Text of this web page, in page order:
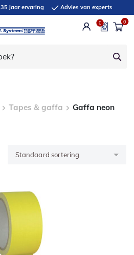
35 jaar ervaring Advies van experts
0 0
Tapes & gaffa Gaffa neon